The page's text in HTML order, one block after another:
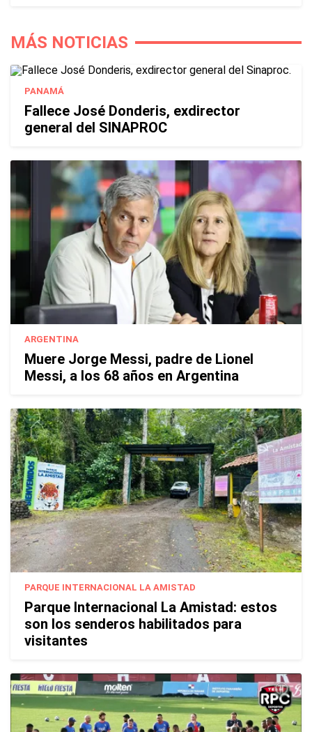
MÁS NOTICIAS
PANAMÁ
Fallece José Donderis, exdirector
general del SINAPROC
ARGENTINA
Muere Jorge Messi, padre de Lionel
Messi, a los 68 años en Argentina
PARQUE INTERNACIONAL LA AMISTAD
Parque Internacional La Amistad: estos
son los senderos habilitados para
visitantes